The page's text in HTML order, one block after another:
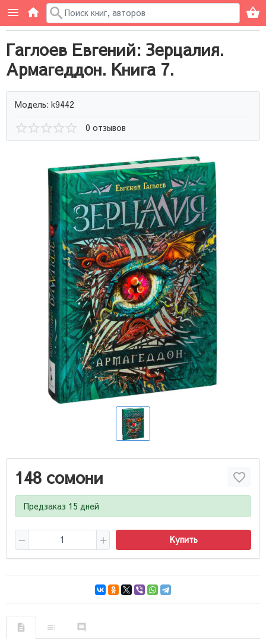
Гаглоев Евгений: Зерцалия.
Армагеддон. Книга 7.
Модель: k9442
0 отзывов
148 сомони
Предзаказ 15 дней
Купить